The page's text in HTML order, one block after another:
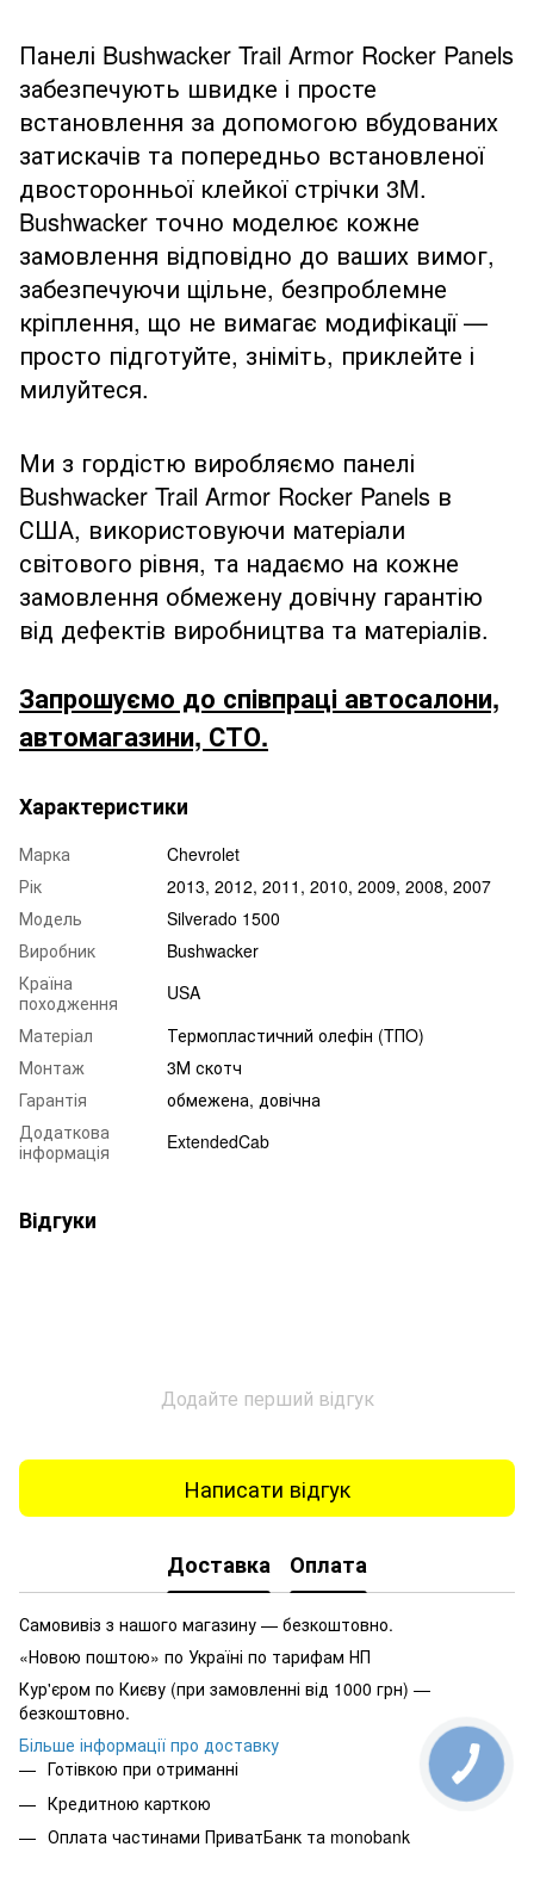
Панелі Bushwacker Trail Armor Rocker Panels
забезпечують швидке і просте
встановлення за допомогою вбудованих
затискачів та попередньо встановленої
двосторонньої клейкої стрічки 3M.
Bushwacker точно моделює кожне
замовлення відповідно до ваших вимог,
забезпечуючи щільне, безпроблемне
кріплення, що не вимагає модифікації —
просто підготуйте, зніміть, приклейте і
милуйтеся.
Ми з гордістю виробляємо панелі
Bushwacker Trail Armor Rocker Panels в
США, використовуючи матеріали
світового рівня, та надаємо на кожне
замовлення обмежену довічну гарантію
від дефектів виробництва та матеріалів.
Запрошуємо до співпраці автосалони,
автомагазини, СТО.
Характеристики
Марка
Chevrolet
Рік
2013, 2012, 2011, 2010, 2009, 2008, 2007
Модель
Silverado 1500
Виробник
Bushwacker
Країна
походження
USA
Матеріал
Термопластичний олефін (TПO)
Монтаж
3М скотч
Гарантія
обмежена, довічна
Додаткова
інформація
ExtendedCab
Відгуки
Додайте перший відгук
Написати відгук
Доставка Оплата
Самовивіз з нашого магазину — безкоштовно.
«Новою поштою» по Україні по тарифам НП
Кур'єром по Києву (при замовленні від 1000 грн) —
безкоштовно.
Більше інформації про доставку
Готівкою при отриманні
Кредитною карткою
Оплата частинами ПриватБанк та monobank